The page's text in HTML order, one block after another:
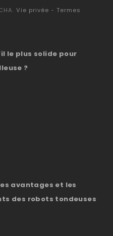
Vie privée - Termes
le plus solide pour
?
avantages et les
des robots tondeuses